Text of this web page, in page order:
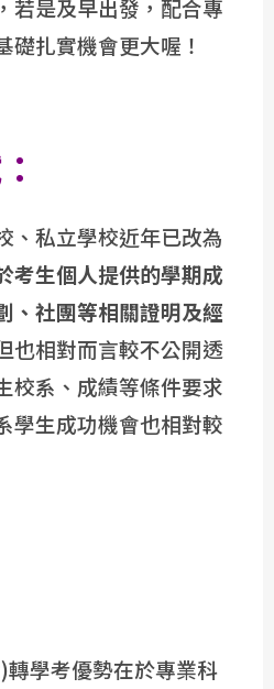
若是及早出發，配合專
礎扎實機會更大喔！
、私立學校近年已改為
考生個人提供的學期成
、社團等相關證明及經
也相對而言較不公開透
校系、成績等條件要求
學生成功機會也相對較
學考優勢在於專業科